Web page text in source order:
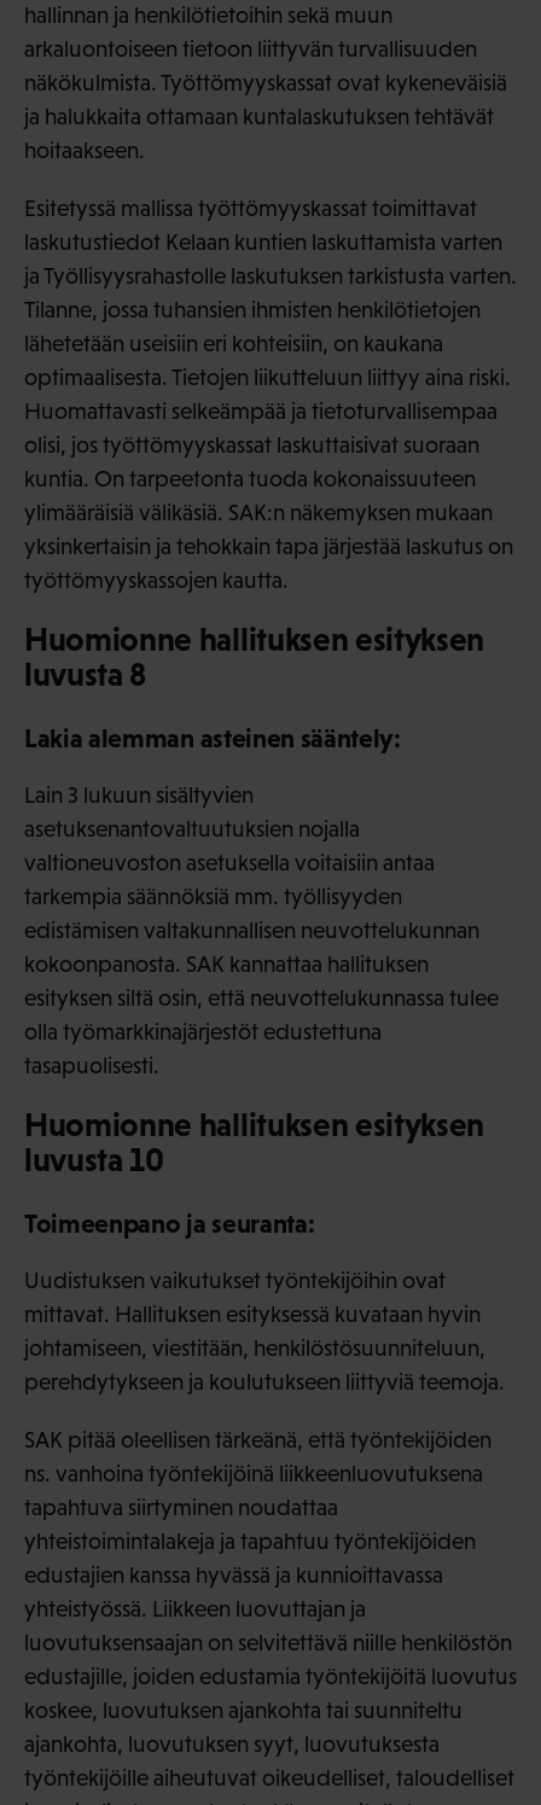
hallinnan ja henkilötietoihin sekä muun
arkaluontoiseen tietoon liittyvän turvallisuuden
näkökulmista. Työttömyyskassat ovat kykeneväisiä
ja halukkaita ottamaan kuntalaskutuksen tehtävät
hoitaakseen.
Esitetyssä mallissa työttömyyskassat toimittavat
laskutustiedot Kelaan kuntien laskuttamista varten
ja Työllisyysrahastolle laskutuksen tarkistusta varten.
Tilanne, jossa tuhansien ihmisten henkilötietojen
lähetetään useisiin eri kohteisiin, on kaukana
optimaalisesta. Tietojen liikutteluun liittyy aina riski.
Huomattavasti selkeämpää ja tietoturvallisempaa
olisi, jos työttömyyskassat laskuttaisivat suoraan
kuntia. On tarpeetonta tuoda kokonaissuuteen
ylimääräisiä välikäsiä. SAK:n näkemyksen mukaan
yksinkertaisin ja tehokkain tapa järjestää laskutus on
työttömyyskassojen kautta.
Huomionne hallituksen esityksen
luvusta 8
Lakia alemman asteinen sääntely:
Lain 3 lukuun sisältyvien
asetuksenantovaltuutuksien nojalla
valtioneuvoston asetuksella voitaisiin antaa
tarkempia säännöksiä mm. työllisyyden
edistämisen valtakunnallisen neuvottelukunnan
kokoonpanosta. SAK kannattaa hallituksen
esityksen siltä osin, että neuvottelukunnassa tulee
olla työmarkkinajärjestöt edustettuna
tasapuolisesti.
Huomionne hallituksen esityksen
luvusta 10
Toimeenpano ja seuranta:
Uudistuksen vaikutukset työntekijöihin ovat
mittavat. Hallituksen esityksessä kuvataan hyvin
johtamiseen, viestitään, henkilöstösuunniteluun,
perehdytykseen ja koulutukseen liittyviä teemoja.
SAK pitää oleellisen tärkeänä, että työntekijöiden
ns. vanhoina työntekijöinä liikkeenluovutuksena
tapahtuva siirtyminen noudattaa
yhteistoimintalakeja ja tapahtuu työntekijöiden
edustajien kanssa hyvässä ja kunnioittavassa
yhteistyössä. Liikkeen luovuttajan ja
luovutuksensaajan on selvitettävä niille henkilöstön
edustajille, joiden edustamia työntekijöitä luovutus
koskee, luovutuksen ajankohta tai suunniteltu
ajankohta, luovutuksen syyt, luovutuksesta
työntekijöille aiheutuvat oikeudelliset, taloudelliset